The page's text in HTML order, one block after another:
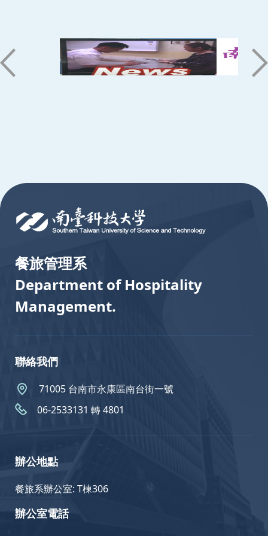
餐旅管理系
Department of Hospitality
Management.
聯絡我們
71005 台南市永康區南台街一號
06-2533131 轉 4801
辦公地點
餐旅系辦公室: T棟306
辦公室電話